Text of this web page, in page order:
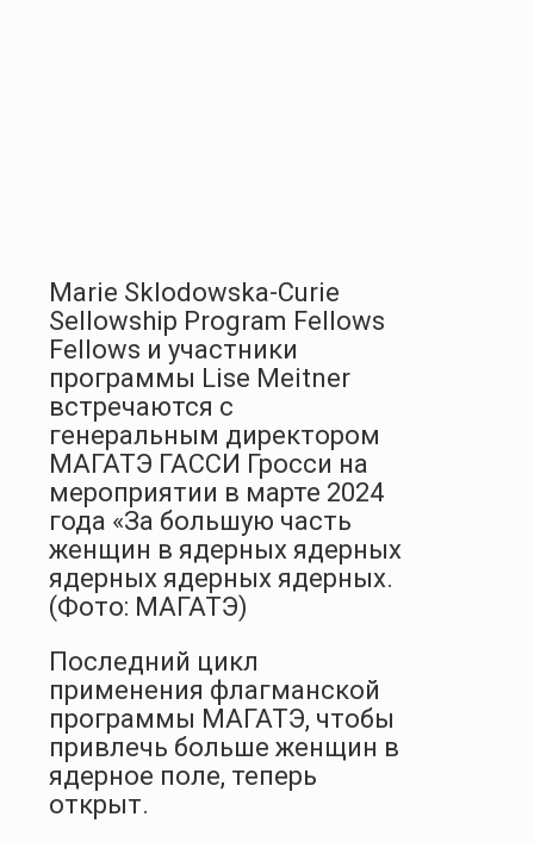
Marie Sklodowska-Curie
Sellowship Program Fellows
Fellows и участники
программы Lise Meitner
встречаются с
генеральным директором
МАГАТЭ ГАССИ Гросси на
мероприятии в марте 2024
года «За большую часть
женщин в ядерных ядерных
ядерных ядерных ядерных.
(Фото: МАГАТЭ)
Последний цикл
применения флагманской
программы МАГАТЭ, чтобы
привлечь больше женщин в
ядерное поле, теперь
открыт.